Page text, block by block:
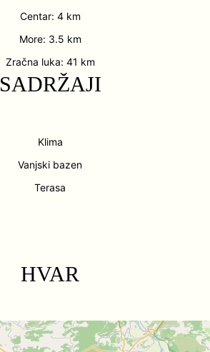
Centar: 4 km
More: 3.5 km
Zračna luka: 41 km
SADRŽAJI
Klima
Vanjski bazen
Terasa
HVAR